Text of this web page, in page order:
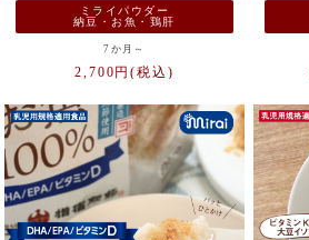
ミライパウダー
納豆・お魚・鶏肝
7か月～
2,700円(税込)